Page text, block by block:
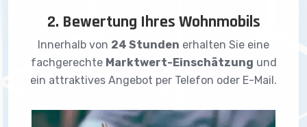
2. Bewertung Ihres Wohnmobils
Innerhalb von 24 Stunden erhalten Sie eine
fachgerechte Marktwert-Einschätzung und
ein attraktives Angebot per Telefon oder E-Mail.